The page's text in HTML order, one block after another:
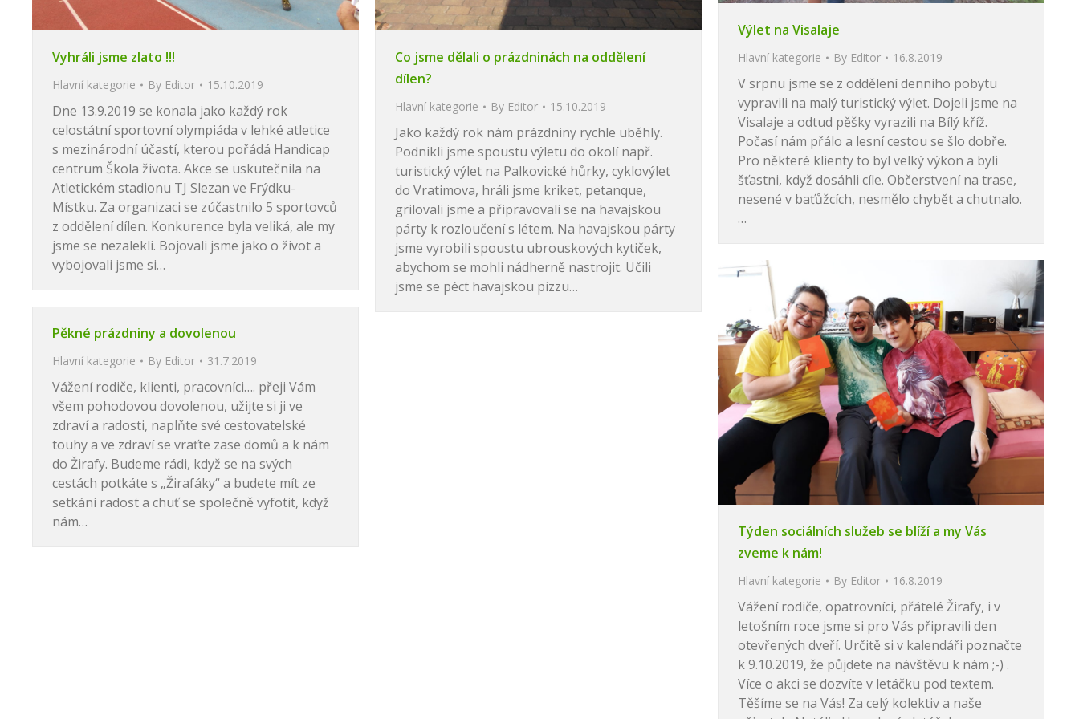
Vyhráli jsme zlato !!!
Hlavní kategorie By Editor 15.10.2019
Dne 13.9.2019 se konala jako každý rok
celostátní sportovní olympiáda v lehké atletice
s mezinárodní účastí, kterou pořádá Handicap
centrum Škola života. Akce se uskutečnila na
Atletickém stadionu TJ Slezan ve Frýdku-
Místku. Za organizaci se zúčastnilo 5 sportovců
z oddělení dílen. Konkurence byla veliká, ale my
jsme se nezalekli. Bojovali jsme jako o život a
vybojovali jsme si…
Co jsme dělali o prázdninách na oddělení
dílen?
Hlavní kategorie By Editor 15.10.2019
Jako každý rok nám prázdniny rychle uběhly.
Podnikli jsme spoustu výletu do okolí např.
turistický výlet na Palkovické hůrky, cyklovýlet
do Vratimova, hráli jsme kriket, petanque,
grilovali jsme a připravovali se na havajskou
párty k rozloučení s létem. Na havajskou párty
jsme vyrobili spoustu ubrouskových kytiček,
abychom se mohli nádherně nastrojit. Učili
jsme se péct havajskou pizzu…
Výlet na Visalaje
Hlavní kategorie By Editor 16.8.2019
V srpnu jsme se z oddělení denního pobytu
vypravili na malý turistický výlet. Dojeli jsme na
Visalaje a odtud pěšky vyrazili na Bílý kříž.
Počasí nám přálo a lesní cestou se šlo dobře.
Pro některé klienty to byl velký výkon a byli
šťastni, když dosáhli cíle. Občerstvení na trase,
nesené v baťůžcích, nesmělo chybět a chutnalo.
…
Týden sociálních služeb se blíží a my Vás
zveme k nám!
Hlavní kategorie By Editor 16.8.2019
Vážení rodiče, opatrovníci, přátelé Žirafy, i v
letošním roce jsme si pro Vás připravili den
otevřených dveří. Určitě si v kalendáři poznačte
k 9.10.2019, že půjdete na návštěvu k nám ;-) .
Více o akci se dozvíte v letáčku pod textem.
Těšíme se na Vás! Za celý kolektiv a naše
Pěkné prázdniny a dovolenou
Hlavní kategorie By Editor 31.7.2019
Vážení rodiče, klienti, pracovníci…. přeji Vám
všem pohodovou dovolenou, užijte si ji ve
zdraví a radosti, naplňte své cestovatelské
touhy a ve zdraví se vraťte zase domů a k nám
do Žirafy. Budeme rádi, když se na svých
cestách potkáte s „Žirafáky“ a budete mít ze
setkání radost a chuť se společně vyfotit, když
nám…